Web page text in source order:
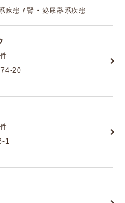
疾患 / 腎・泌尿器系疾患
20
1